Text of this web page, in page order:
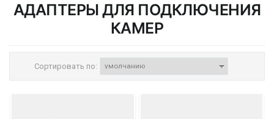
АДАПТЕРЫ ДЛЯ ПОДКЛЮЧЕНИЯ
КАМЕР
Сортировать по: